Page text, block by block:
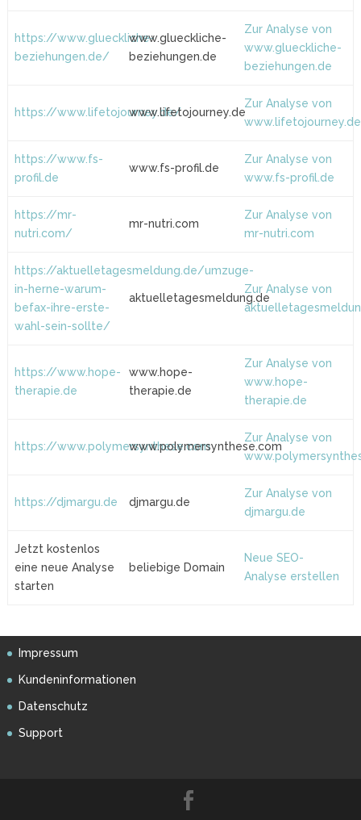
https://www.glueckliche-
beziehungen.de/
www.glueckliche-
beziehungen.de
Zur Analyse von
www.glueckliche-
beziehungen.de
https://www.lifetojourney.de/www.lifetojourney.de
Zur Analyse von
www.lifetojourney.de
https://www.fs-
profil.de
www.fs-profil.de
Zur Analyse von
www.fs-profil.de
https://mr-
nutri.com/
mr-nutri.com
Zur Analyse von
mr-nutri.com
https://aktuelletagesmeldung.de/umzuge-
in-herne-warum-
befax-ihre-erste-
wahl-sein-sollte/
aktuelletagesmeldung.de
Zur Analyse von
https://www.hope-
therapie.de
www.hope-
therapie.de
Zur Analyse von
www.hope-
therapie.de
https://www.polymersynthese.com
www.polymersynthese.com
Zur Analyse von
https://djmargu.de djmargu.de
Zur Analyse von
djmargu.de
Jetzt kostenlos
eine neue Analyse
starten
beliebige Domain
Neue SEO-
Analyse erstellen
Impressum
Kundeninformationen
Datenschutz
Support